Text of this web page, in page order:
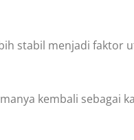
stabil menjadi faktor
kembali sebagai